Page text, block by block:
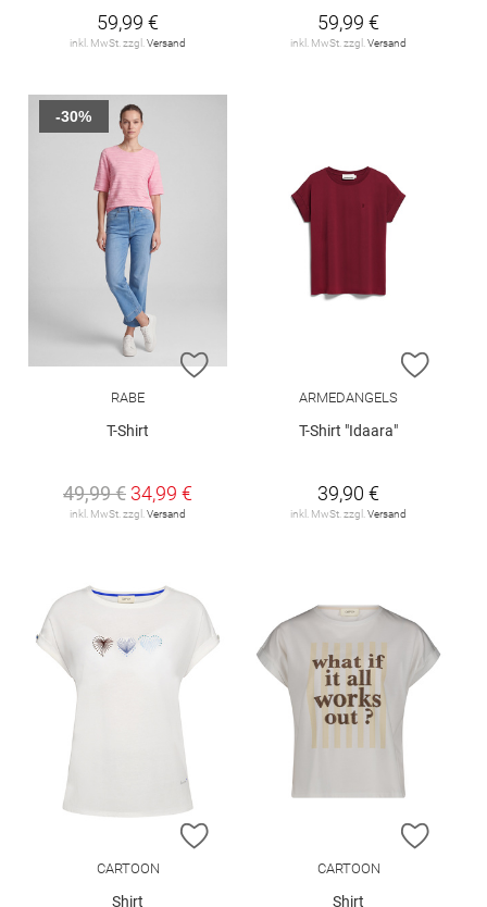
59,99 €
inkl. MwSt. zzgl. Versand
59,99 €
inkl. MwSt. zzgl. Versand
ZUR WUNSCHLISTE HINZUFÜGEN
RABE
T-Shirt
49,99 € 34,99 €
inkl. MwSt. zzgl. Versand
-30%
ZUR
ARMEDANGELS
T-Shirt "Idaara"
39,90 €
inkl. MwSt. zzgl. Versand
ZUR WUNSCHLISTE HINZUFÜGEN
CARTOON
Shirt
ZUR
CARTOON
Shirt